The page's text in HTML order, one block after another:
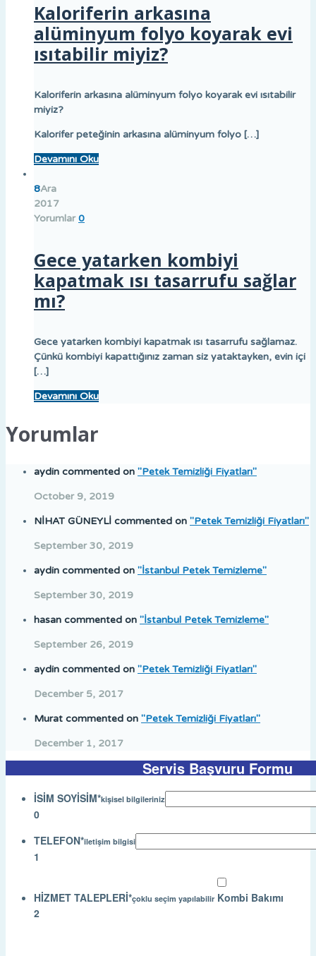
Kaloriferin arkasına
alüminyum folyo koyarak evi
ısıtabilir miyiz?
Kaloriferin arkasına alüminyum folyo koyarak evi ısıtabilir
miyiz?
Kalorifer peteğinin arkasına alüminyum folyo […]
Devamını Oku
8Ara
2017
Yorumlar0
Gece yatarken kombiyi
kapatmak ısı tasarrufu sağlar
mı?
Gece yatarken kombiyi kapatmak ısı tasarrufu sağlamaz.
Çünkü kombiyi kapattığınız zaman siz yataktayken, evin içi
[…]
Devamını Oku
Yorumlar
aydin commented on "Petek Temizliği Fiyatları"
October 9, 2019
NİHAT GÜNEYLİ commented on "Petek Temizliği Fiyatları"
September 30, 2019
aydin commented on "İstanbul Petek Temizleme"
September 30, 2019
hasan commented on "İstanbul Petek Temizleme"
September 26, 2019
aydin commented on "Petek Temizliği Fiyatları"
December 5, 2017
Murat commented on "Petek Temizliği Fiyatları"
December 1, 2017
Servis Başvuru Formu
İSİM SOYİSİM*kişisel bilgileriniz
0
TELEFON*iletişim bilgisi
1
HİZMET TALEPLERİ*çoklu seçim yapılabilir Kombi Bakımı
2